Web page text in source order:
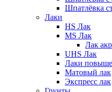
Шпатлёвка
Лаки
HS Лак
MS Лак
Лак
UHS Лак
Лаки
Матовый лак
Экспресс лак